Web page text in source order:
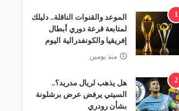
1
الموعد والقنوات الناقلة.. دليلك
لمتابعة قرعة دوري أبطال
إفريقيا والكونفدرالية اليوم
منذ يومين
2
هل يذهب لريال مدريد؟..
السيتي يرفض عرض برشلونة
بشأن رودري